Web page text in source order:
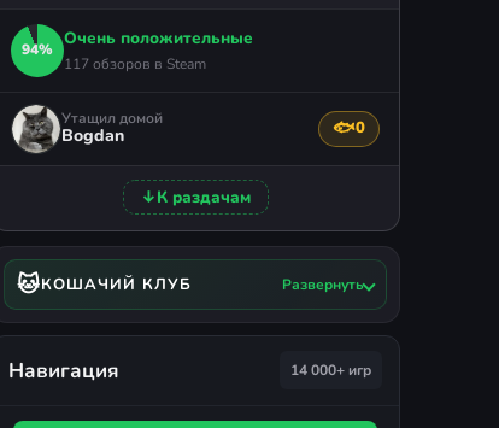
94%
Очень положительные
117 обзоров в Steam
Утащил домой
Bogdan 🐟0
Поблагодарить
↓К раздачам
🐱КОШАЧИЙ КЛУБ Развернуть
Навигация 14 000+ игр